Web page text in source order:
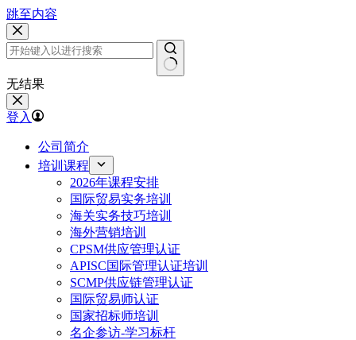
跳至内容
无结果
登入
公司简介
培训课程
2026年课程安排
国际贸易实务培训
海关实务技巧培训
海外营销培训
CPSM供应管理认证
APISC国际管理认证培训
SCMP供应链管理认证
国际贸易师认证
国家招标师培训
名企参访-学习标杆